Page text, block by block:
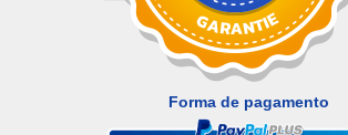
Forma de pagamento